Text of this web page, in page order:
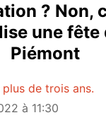
? Non,
une fête
Piémont
de trois ans.
à 11:30